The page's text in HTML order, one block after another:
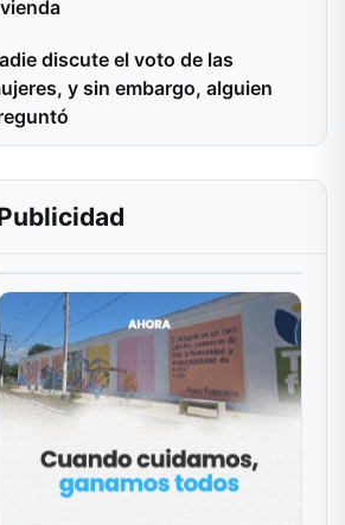
discute el voto de las
y sin embargo, alguien